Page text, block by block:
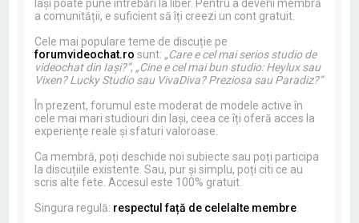
Iași poate pune întrebări la liber. Pentru a deveni membră
a comunității, e suficient să îți creezi un cont gratuit.
Cele mai populare teme de discuție pe
forumvideochat.ro sunt: „Care e cel mai serios studio de
videochat din Iași?”, „Cine e cel mai bun studio: Heylux sau
Vixen? Lucky Studio sau VivaDiva? Preziosa sau Paradiz?”
În prezent, forumul este moderat de modele active în
cele mai mari studiouri din Iași, ceea ce îți oferă acces la
experiențe reale și sfaturi valoroase.
Ca membră, poți deschide noi subiecte sau poți participa
la discuțiile existente. Sau, pur și simplu, poți citi ce au
scris alte fete. Accesul este 100% gratuit.
Singura regulă: respectul față de celelalte membre